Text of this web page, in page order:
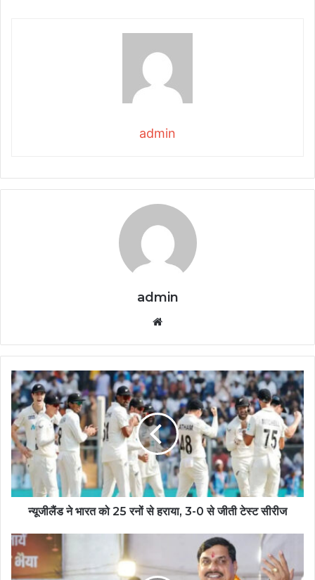
admin
admin
न्यूजीलैंड ने भारत को 25 रनों से हराया, 3-0 से जीती टेस्ट सीरीज